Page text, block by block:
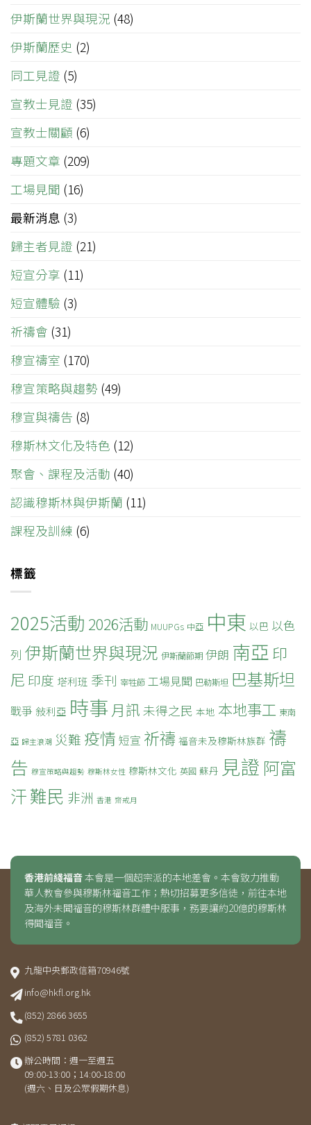
伊斯蘭世界與現況 (48)
伊斯蘭歷史 (2)
同工見證 (5)
宣教士見證 (35)
宣教士關顧 (6)
專題文章 (209)
工場見聞 (16)
最新消息 (3)
歸主者見證 (21)
短宣分享 (11)
短宣體驗 (3)
祈禱會 (31)
穆宣禱室 (170)
穆宣策略與趨勢 (49)
穆宣與禱告 (8)
穆斯林文化及特色 (12)
聚會、課程及活動 (40)
認識穆斯林與伊斯蘭 (11)
課程及訓練 (6)
標籤
2025活動 2026活動 MUUPGs 中亞 中東 以巴 以色
列 伊斯蘭世界與現況 伊斯蘭節期 伊朗 南亞 印
尼 印度 塔利班 季刊 宰牲節 工場見聞 巴勒斯坦 巴基斯坦
戰爭 敍利亞 時事 月訊未得之民 本地 本地事工 東南
亞 歸主浪潮 災難 疫情 短宣 祈禱 福音未及穆斯林族群 禱
告 穆宣策略與趨勢 穆斯林女性 穆斯林文化 英國 蘇丹 見證 阿富
汗難民 非洲 香港 齋戒月
香港前綫福音本會是一個超宗派的本地差會。本會致力推動
華人教會參與穆斯林福音工作；熱切招募更多信徒，前往本地
及海外未聞福音的穆斯林群體中服事，務要讓約20億的穆斯林
得聞福音。
九龍中央郵政信箱70946號
info@hkfl.org.hk
(852) 2866 3655
(852) 5781 0362
辦公時間：週一至週五
09:00-13:00；14:00-18:00
(週六、日及公眾假期休息)